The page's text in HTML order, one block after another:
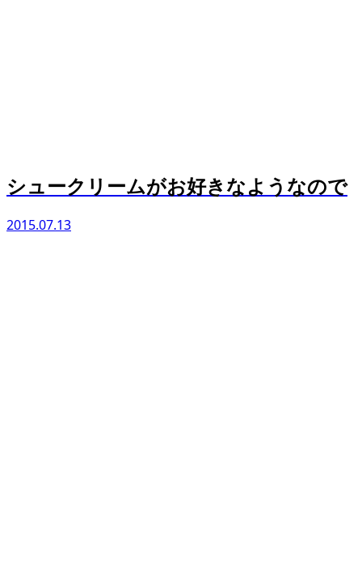
シュークリームがお好きなようなので
2015.07.13